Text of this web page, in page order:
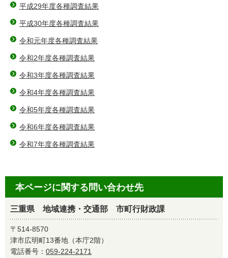
平成29年度各種調査結果
平成30年度各種調査結果
令和元年度各種調査結果
令和2年度各種調査結果
令和3年度各種調査結果
令和4年度各種調査結果
令和5年度各種調査結果
令和6年度各種調査結果
令和7年度各種調査結果
本ページに関する問い合わせ先
三重県 地域連携・交通部 市町行財政課
〒514-8570
津市広明町13番地（本庁2階）
電話番号： 059-224-2171